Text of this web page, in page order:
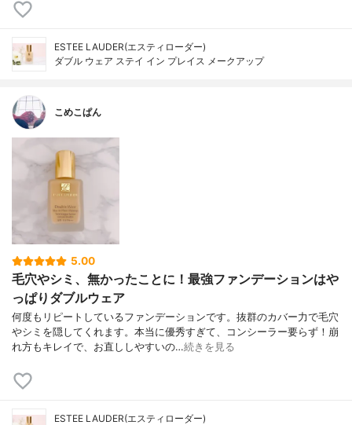
ESTEE LAUDER(エスティローダー)
ダブル ウェア ステイ イン プレイス メークアップ
こめこぱん
5.00
毛穴やシミ、無かったことに！最強ファンデーションはや
っぱりダブルウェア
何度もリピートしているファンデーションです。抜群のカバー力で毛穴
やシミを隠してくれます。本当に優秀すぎて、コンシーラー要らず！崩
れ方もキレイで、お直ししやすいの…続きを見る
ESTEE LAUDER(エスティローダー)